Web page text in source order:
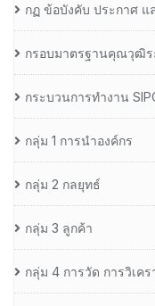
กฏ ข้อบังคับ ประกาศ แ
กรอบมาตรฐานคุณวุฒิ
กระบวนการทำงาน
กลุ่ม 1 การนำองค์กร
กลุ่ม 2 กลยุทธ์
กลุ่ม 3 ลูกค้า
กลุ่ม 4 การวัด การวิเค